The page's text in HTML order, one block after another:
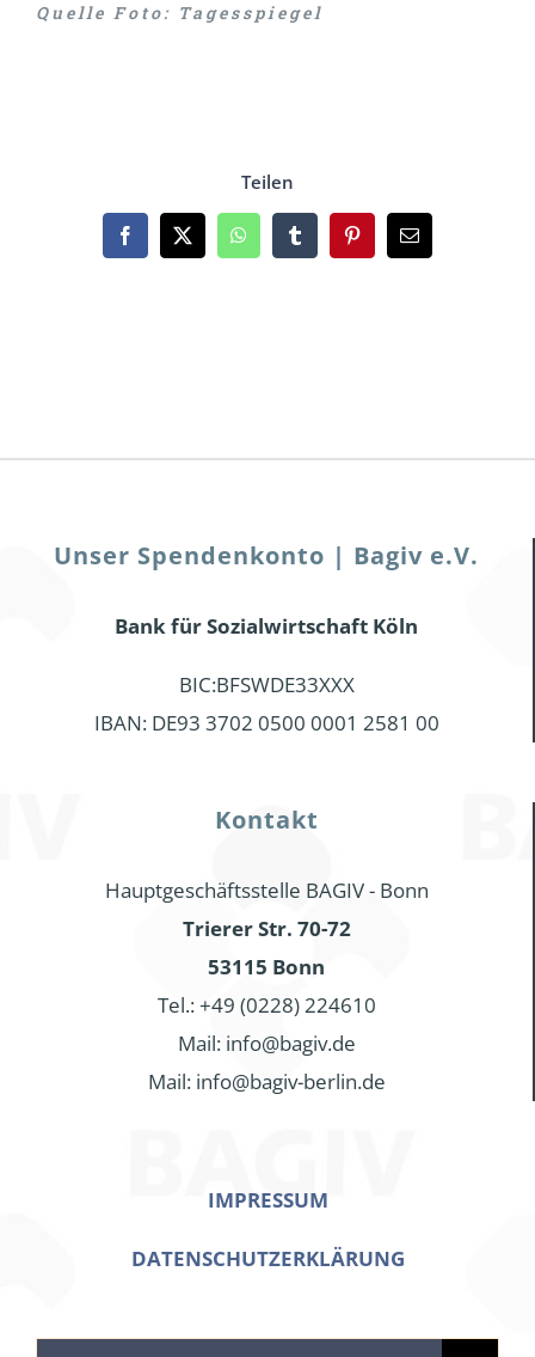
Quelle Foto: Tagesspiegel
Teilen
Facebook
X WhatsAppTumblrPinterestEmail
Unser Spendenkonto | Bagiv e.V.
Bank für Sozialwirtschaft Köln
BIC:BFSWDE33XXX
IBAN: DE93 3702 0500 0001 2581 00
Kontakt
Hauptgeschäftsstelle BAGIV - Bonn
Trierer Str. 70-72
53115 Bonn
Tel.: +49 (0228) 224610
Mail: info@bagiv.de
Mail: info@bagiv-berlin.de
IMPRESSUM
DATENSCHUTZERKLÄRUNG